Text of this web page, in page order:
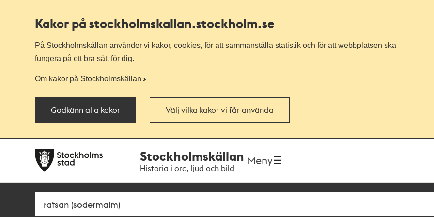
Kakor på stockholmskallan.stockholm.se
På Stockholmskällan använder vi kakor, cookies, för att sammanställa statistik och för att webbplatsen ska
fungera på ett bra sätt för dig.
Om kakor på Stockholmskällan
Godkänn alla kakor Välj vilka kakor vi får använda
navigationen
huvudinnehållet
Stockholmskällan
Historia i ord, ljud och bild
Meny
Sök